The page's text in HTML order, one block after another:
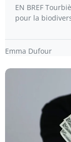
EN BREF
pour la
Emma Dufour